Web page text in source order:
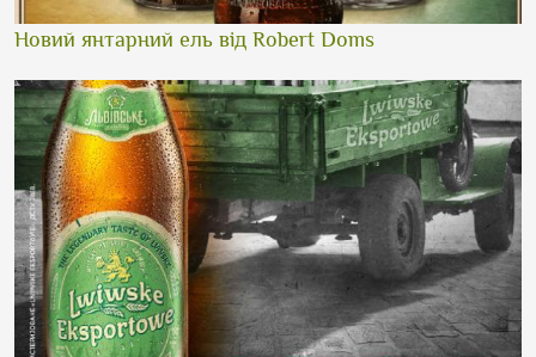
Новий янтарний ель від Robert Doms